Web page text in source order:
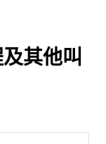
其他叫